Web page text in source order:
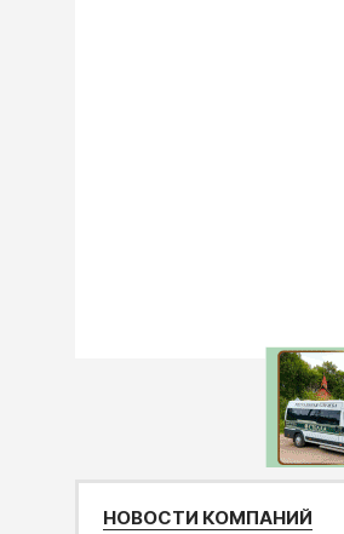
НОВОСТИ КОМПАНИЙ